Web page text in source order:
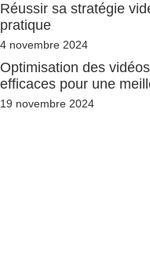
Réussir sa stratégie
pratique
4 novembre 2024
Optimisation des
efficaces pour une
19 novembre 2024